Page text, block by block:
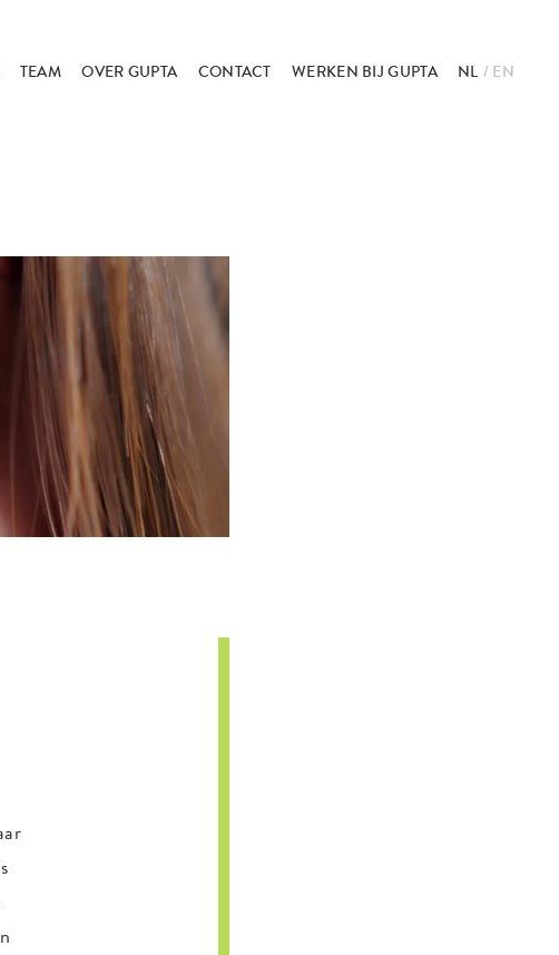
TEAM OVER GUPTA CONTACT WERKEN BIJ GUPTA NL EN